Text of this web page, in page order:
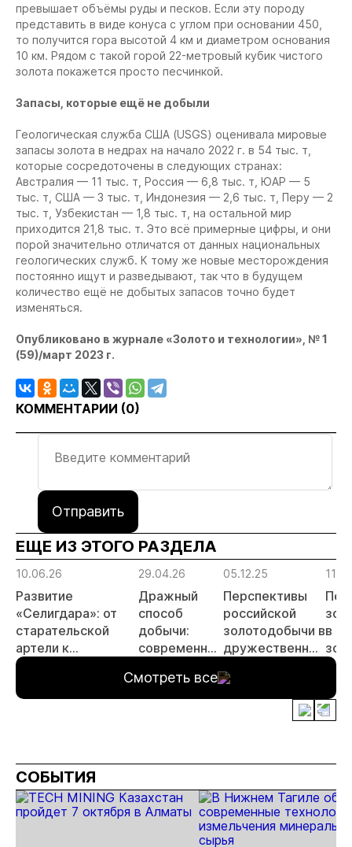
превышает объёмы руды и песков. Если эту породу
представить в виде конуса с углом при основании 450,
то получится гора высотой 4 км и диаметром основания
10 км. Рядом с такой горой 22-метровый кубик чистого
золота покажется просто песчинкой.
Запасы, которые ещё не добыли
Геологическая служба США (USGS) оценивала мировые
запасы золота в недрах на начало 2022 г. в 54 тыс. т,
которые сосредоточены в следующих странах:
Австралия — 11 тыс. т, Россия — 6,8 тыс. т, ЮАР — 5
тыс. т, США — 3 тыс. т, Индонезия — 2,6 тыс. т, Перу — 2
тыс. т, Узбекистан — 1,8 тыс. т, на остальной мир
приходится 21,8 тыс. т. Это всё примерные цифры, и они
порой значительно отличатся от данных национальных
геологических служб. К тому же новые месторождения
постоянно ищут и разведывают, так что в будущем
количество ещё не добытых запасов точно будет
изменяться.
Опубликовано в журнале «Золото и технологии», № 1
(59)/март 2023 г.
КОММЕНТАРИИ (0)
Отправить
ЕЩЕ ИЗ ЭТОГО РАЗДЕЛА
10.06.26
Развитие
«Селигдара»: от
старательской
артели к
многопрофильному
29.04.26
Дражный
способ
добычи:
современное
векторы
развития в
05.12.25
Перспективы
российской
золотодобычи в
дружественных
в
Смотреть все
СОБЫТИЯ